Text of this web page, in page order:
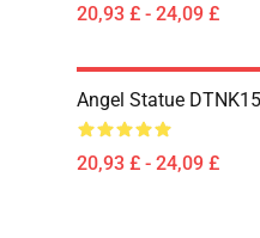
20,93 £ - 24,09 £
Angel Statue
20,93 £ - 24,09 £